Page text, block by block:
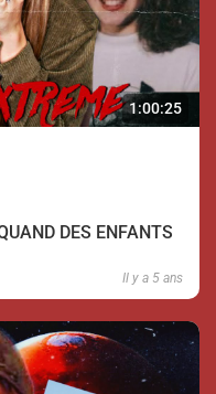
1:00:25
DES ENFANTS
Il y a 5 ans